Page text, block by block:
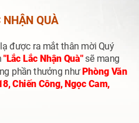
NHẬN QUÀ
được ra mắt thân mời Quý
"Lắc Lắc Nhận Quà"sẽ mang
phần thưởng như Phòng Văn
Chiến Công, Ngọc Cam,